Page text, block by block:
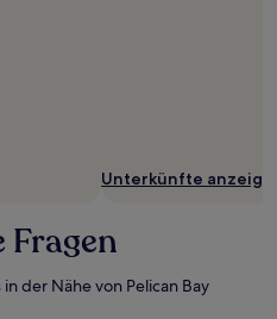
Unterkünfte
Fragen
der Nähe von Pelican Bay